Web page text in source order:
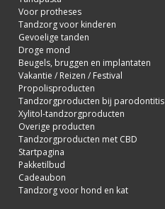
Voor protheses
Tandzorg voor kinderen
Gevoelige tanden
Droge mond
Beugels, bruggen en implantaten
Vakantie / Reizen / Festival
Propolisproducten
Tandzorgproducten bij parodontitis
Xylitol-tandzorgproducten
Overige producten
Tandzorgproducten met CBD
Startpagina
Pakketilbud
Cadeaubon
Tandzorg voor hond en kat